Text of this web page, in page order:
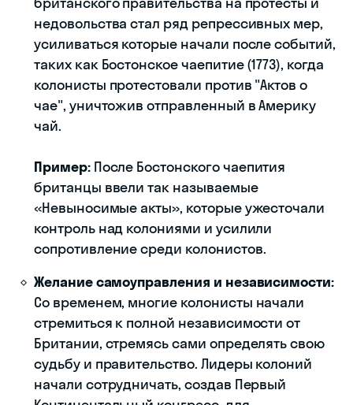
недовольства стал ряд репрессивных мер,
усиливаться которые начали после событий,
таких как Бостонское чаепитие (1773), когда
колонисты протестовали против "Актов о
чае", уничтожив отправленный в Америку
чай.
Пример:После Бостонского чаепития
британцы ввели так называемые
«Невыносимые акты», которые ужесточали
контроль над колониями и усилили
сопротивление среди колонистов.
Желание самоуправления и независимости:
Со временем, многие колонисты начали
стремиться к полной независимости от
Британии, стремясь сами определять свою
судьбу и правительство. Лидеры колоний
начали сотрудничать, создав Первый